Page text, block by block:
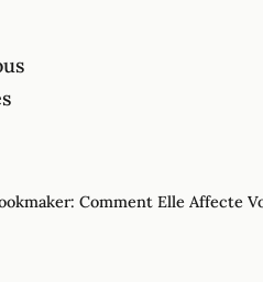
Comment Elle Affecte